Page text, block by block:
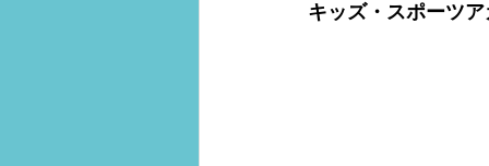
キッズ・スポーツ